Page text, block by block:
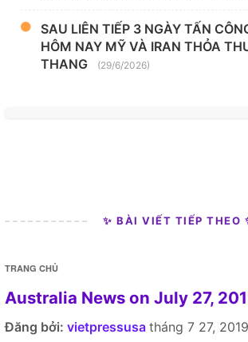
SAU LIÊN TIẾP 3 NGÀY TẤN
HÔM NAY MỸ VÀ IRAN THỎA
THANG
(29/6/2026)
✨ BÀI VIẾT TIẾP THEO
TRANG CHỦ
Australia News on July 27,
Đăng bởi: vietpressusa tháng 7 27, 2019